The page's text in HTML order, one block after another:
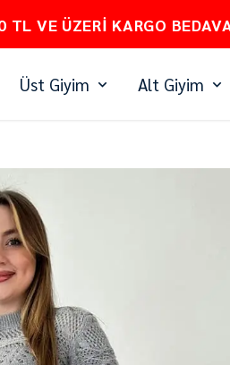
FİYATINA 3 TAKSİT
Üst Giyim Alt Giyim